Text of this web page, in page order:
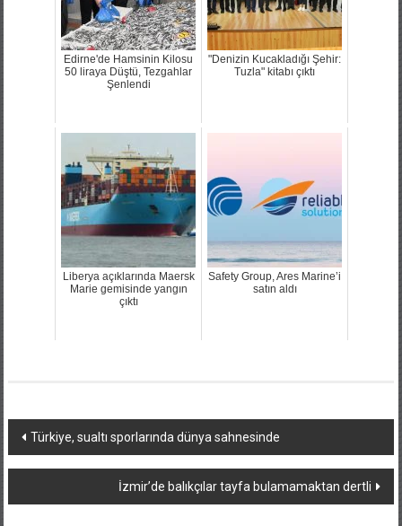
Edirne'de Hamsinin Kilosu
50 liraya Düştü, Tezgahlar
Şenlendi
"Denizin Kucakladığı Şehir:
Tuzla" kitabı çıktı
Liberya açıklarında Maersk
Marie gemisinde yangın
çıktı
Safety Group, Ares Marine’i
satın aldı
Yazı
dolaşımı
Türkiye, sualtı sporlarında dünya sahnesinde
İzmir’de balıkçılar tayfa bulamamaktan dertli